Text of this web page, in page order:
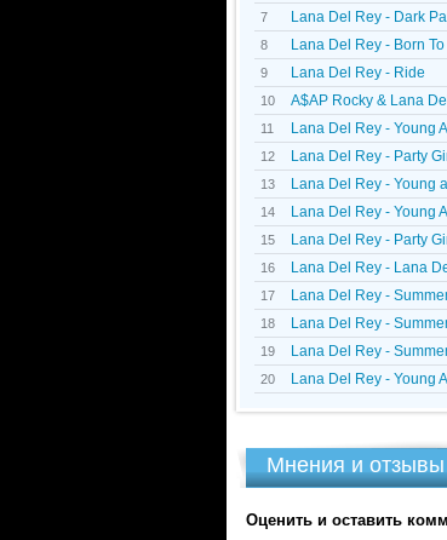
7
Lana Del Rey - Dark
8
Lana Del Rey - Born
9
Lana Del Rey - Ride
10
A$AP Rocky & Lana
11
Lana Del Rey - Young
12
Lana Del Rey - Party
13
Lana Del Rey - Young
14
Lana Del Rey - Young
15
Lana Del Rey - Party
16
Lana Del Rey - Lana
17
Lana Del Rey -
18
Lana Del Rey -
19
Lana Del Rey -
20
Lana Del Rey - Young
Мнения и отзывы
Оценить и оставить